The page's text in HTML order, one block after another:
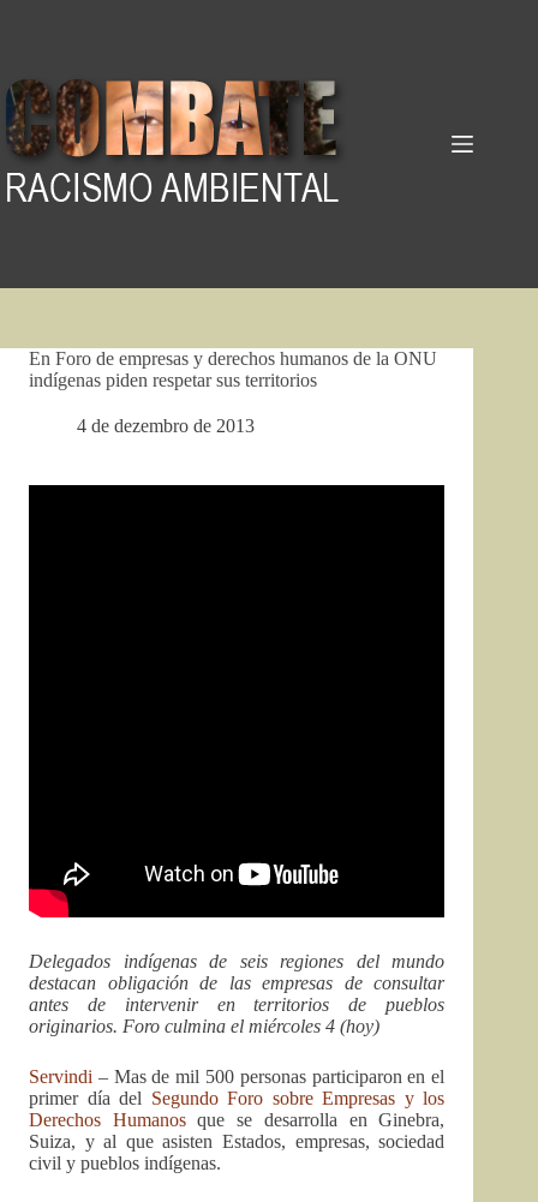
En Foro de empresas y derechos humanos de la ONU
indígenas piden respetar sus territorios
4 de dezembro de 2013
Delegados indígenas de seis regiones del mundo
destacan obligación de las empresas de consultar
antes de intervenir en territorios de pueblos
originarios. Foro culmina el miércoles 4 (hoy)
Servindi – Mas de mil 500 personas participaron en el
primer día del Segundo Foro sobre Empresas y los
Derechos Humanosque se desarrolla en Ginebra,
Suiza, y al que asisten Estados, empresas, sociedad
civil y pueblos indígenas.